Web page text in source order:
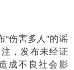
“伤害多人”的谣
，发布未经证
成不良社会影